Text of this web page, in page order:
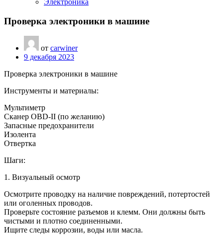
Электроника
Проверка электроники в машине
от carwiner
9 декабря 2023
Проверка электроники в машине
Инструменты и материалы:
Мультиметр
Сканер OBD-II (по желанию)
Запасные предохранители
Изолента
Отвертка
Шаги:
1. Визуальный осмотр
Осмотрите проводку на наличие повреждений, потертостей
или оголенных проводов.
Проверьте состояние разъемов и клемм. Они должны быть
чистыми и плотно соединенными.
Ищите следы коррозии, воды или масла.